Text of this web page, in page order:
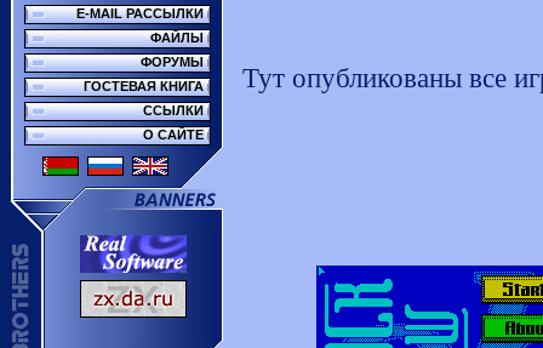
E-MAIL РАССЫЛКИ
ФАЙЛЫ
ФОРУМЫ
ГОСТЕВАЯ КНИГА
ССЫЛКИ
О САЙТЕ
Тут опубликованы все